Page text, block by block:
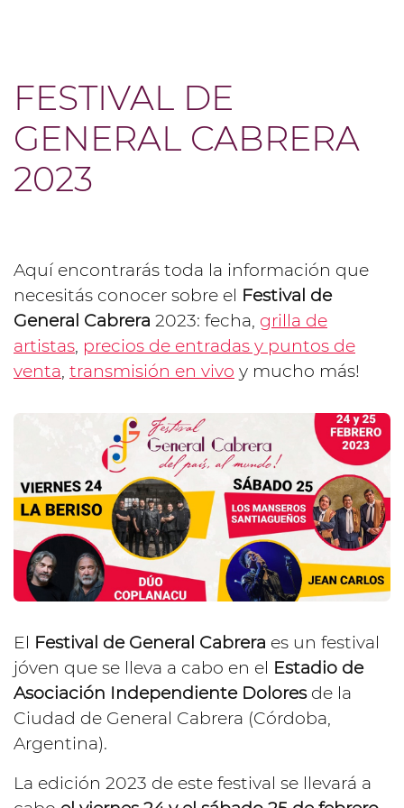
FESTIVAL DE
GENERAL CABRERA
2023
Aquí encontrarás toda la información que
necesitás conocer sobre el Festival de
General Cabrera 2023: fecha, grilla de
artistas, precios de entradas y puntos de
venta, transmisión en vivo y mucho más!
El Festival de General Cabrera es un festival
jóven que se lleva a cabo en el Estadio de
Asociación Independiente Doloresde la
Ciudad de General Cabrera (Córdoba,
Argentina).
La edición 2023 de este festival se llevará a